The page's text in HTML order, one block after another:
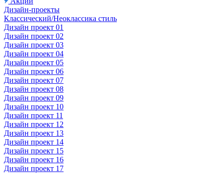
Дизайн-проекты
Классический/Неоклассика стиль
Дизайн проект 01
Дизайн проект 02
Дизайн проект 03
Дизайн проект 04
Дизайн проект 05
Дизайн проект 06
Дизайн проект 07
Дизайн проект 08
Дизайн проект 09
Дизайн проект 10
Дизайн проект 11
Дизайн проект 12
Дизайн проект 13
Дизайн проект 14
Дизайн проект 15
Дизайн проект 16
Дизайн проект 17